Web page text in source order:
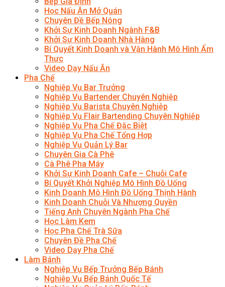
Học Nấu Ăn Mở Quán
Chuyên Đề Bếp Nóng
Khởi Sự Kinh Doanh Ngành F&B
Khởi Sự Kinh Doanh Nhà Hàng
Bí Quyết Kinh Doanh và Vận Hành Mô Hình Ẩm
Thực
Video Dạy Nấu Ăn
Pha Chế
Nghiệp Vụ Bar Trưởng
Nghiệp Vụ Bartender Chuyên Nghiệp
Nghiệp Vụ Barista Chuyên Nghiệp
Nghiệp Vụ Flair Bartending Chuyên Nghiệp
Nghiệp Vụ Pha Chế Đặc Biệt
Nghiệp Vụ Pha Chế Tổng Hợp
Nghiệp Vụ Quản Lý Bar
Chuyên Gia Cà Phê
Cà Phê Pha Máy
Khởi Sự Kinh Doanh Cafe – Chuỗi Cafe
Bí Quyết Khởi Nghiệp Mô Hình Đồ Uống
Kinh Doanh Mô Hình Đồ Uống Thịnh Hành
Kinh Doanh Chuỗi Và Nhượng Quyền
Tiếng Anh Chuyên Ngành Pha Chế
Học Làm Kem
Học Pha Chế Trà Sữa
Chuyên Đề Pha Chế
Video Dạy Pha Chế
Làm Bánh
Nghiệp Vụ Bếp Trưởng Bếp Bánh
Nghiệp Vụ Bếp Bánh Quốc Tế